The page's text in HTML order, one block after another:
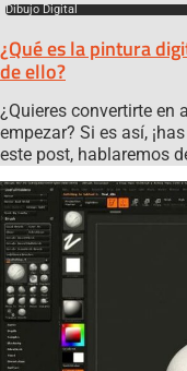
Dibujo Digital
¿Qué es la pintura
de ello?
¿Quieres convertirte en
empezar? Si es así,
este post, hablaremos